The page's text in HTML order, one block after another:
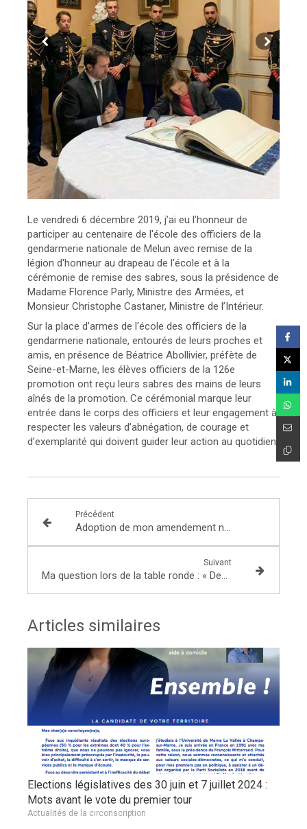
Le vendredi 6 décembre 2019, j’ai eu l’honneur de
participer au centenaire de l'école des officiers de la
gendarmerie nationale de Melun avec remise de la
légion d'honneur au drapeau de l'école et à la
cérémonie de remise des sabres, sous la présidence de
Madame Florence Parly, Ministre des Armées, et
Monsieur Christophe Castaner, Ministre de l’Intérieur.
Sur la place d'armes de l'école des officiers de la
gendarmerie nationale, entourés de leurs proches et
amis, en présence de Béatrice Abollivier, préfète de
Seine-et-Marne, les élèves officiers de la 126e
promotion ont reçu leurs sabres des mains de leurs
aînés de la promotion. Ce cérémonial marque leur
entrée dans le corps des officiers et leur engagement à
respecter les valeurs d’abnégation, de courage et
d’exemplarité qui doivent guider leur action au quotidien.
Précédent
Adoption de mon amendement numéro CD645
Suivant
Ma question lors de la table ronde : « Demain, quelles complémentarités entre le commerce physique et le commerce en ligne ? »
Articles similaires
Elections législatives des 30 juin et 7 juillet 2024 :
Mots avant le vote du premier tour
Actualités de la circonscription